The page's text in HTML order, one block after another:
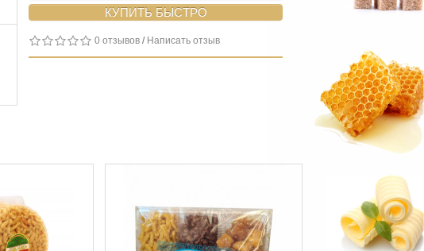
0 отзывов / Написать отзыв